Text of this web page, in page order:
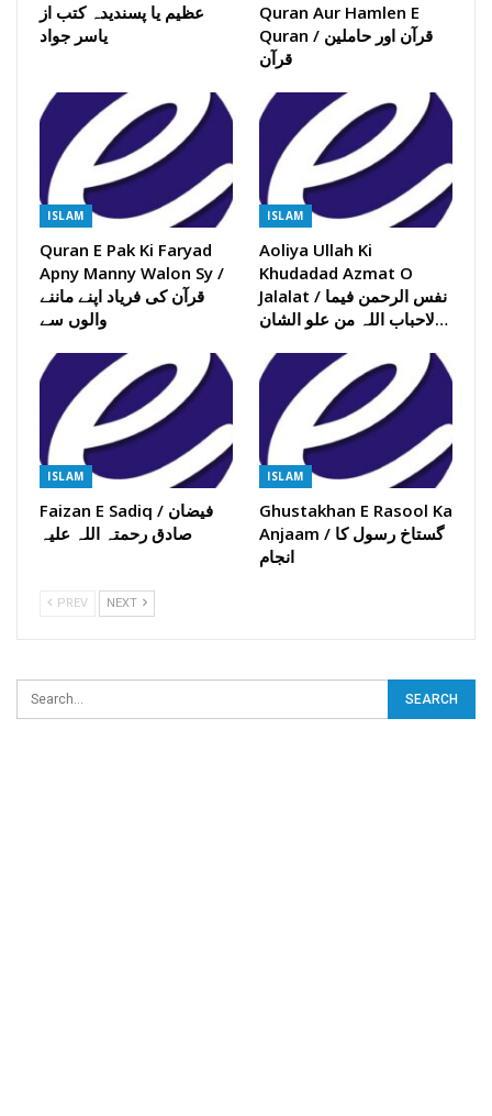
عظیم یا پسندیدہ کتب از
یاسر جواد
Quran Aur Hamlen E
Quran / قرآن اور حاملین
قرآن
ISLAM
Quran E Pak Ki Faryad
Apny Manny Walon Sy /
قرآن کی فریاد اپنے ماننے
والوں سے
ISLAM
Aoliya Ullah Ki
Khudadad Azmat O
Jalalat / نفس الرحمن فیما
لاحباب اللہ من علو الشان…
ISLAM
Faizan E Sadiq / فیضان
صادق رحمتہ اللہ علیہ
ISLAM
Ghustakhan E Rasool Ka
Anjaam / گستاخ رسول کا
انجام
PREV NEXT